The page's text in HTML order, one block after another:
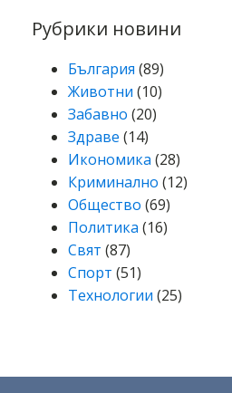
Рубрики новини
България (89)
Животни (10)
Забавно (20)
Здраве (14)
Икономика (28)
Криминално (12)
Общество (69)
Политика (16)
Свят (87)
Спорт (51)
Технологии (25)